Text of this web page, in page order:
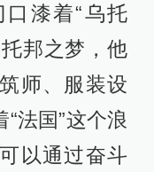
漆着“乌托
邦之梦，他
师、服装设
法国”这个浪
以通过奋斗